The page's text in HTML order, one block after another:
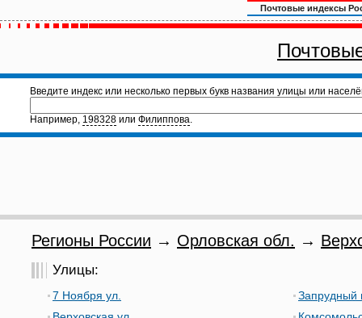
Почтовые индексы
Введите индекс или несколько первых букв названия улицы или
Например, 198328 или Филиппова.
Регионы России → Орловская обл. →
Улицы:
7 Ноября ул.
Запрудный